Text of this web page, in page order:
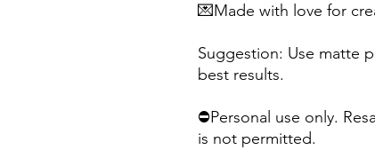
💌Made with love for
Suggestion: Use matte
best results.
⛔Personal use only.
is not permitted.